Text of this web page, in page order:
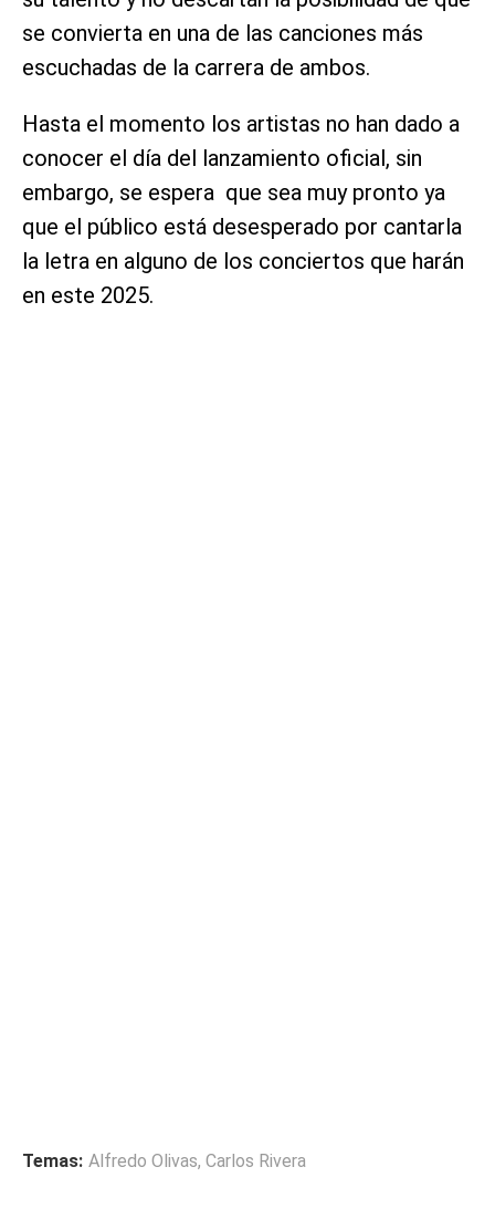
se convierta en una de las canciones más
escuchadas de la carrera de ambos.
Hasta el momento los artistas no han dado a
conocer el día del lanzamiento oficial, sin
embargo, se espera que sea muy pronto ya
que el público está desesperado por cantarla
la letra en alguno de los conciertos que harán
en este 2025.
Temas: Alfredo Olivas, Carlos Rivera